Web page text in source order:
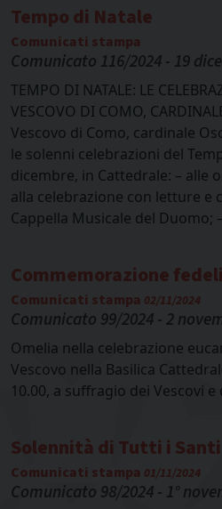
Tempo di Natale
Comunicati stampa
Comunicato 116/2024 - 19
TEMPO DI NATALE: LE
VESCOVO DI COMO,
Vescovo di Como, cardinale
le solenni celebrazioni del
dicembre, in Cattedrale: – alle
alla celebrazione con letture e
Cappella Musicale del Duomo;
Commemorazione
Comunicati stampa 02/11/2024
Comunicato 99/2024 - 2
Omelia nella celebrazione
Vescovo nella Basilica
10.00, a suffragio dei Vescovi
Solennità di Tutti i Santi
Comunicati stampa 01/11/2024
Comunicato 98/2024 - 1°